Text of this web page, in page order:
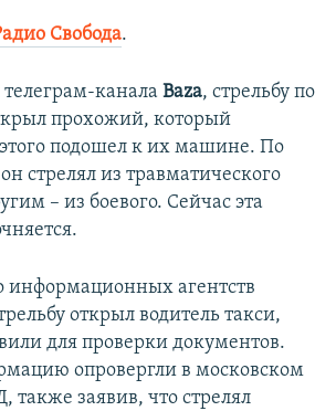
Свобода.
канала Baza, стрельбу по
прохожий, который
подошел к их машине. По
стрелял из травматического
– из боевого. Сейчас эта
информационных агентств
открыл водитель такси,
для проверки документов.
опровергли в московском
также заявив, что стрелял